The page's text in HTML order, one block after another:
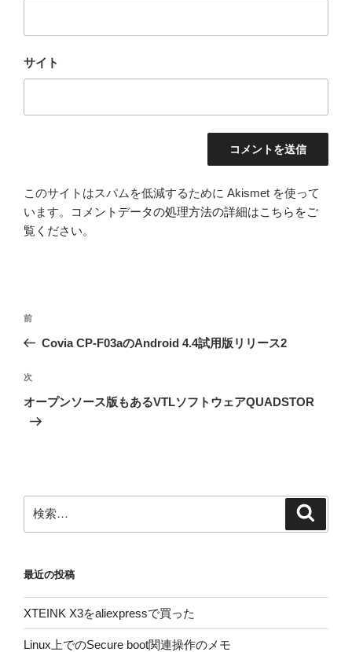
サイト
このサイトはスパムを低減するために Akismet を使って
います。
コメントデータの処理方法の詳細はこちらをご
覧ください。
投
ビ
ゲ
ー
前
の
稿
前
Covia CP-F03aのAndroid 4.4試用版リリース2
次
の
次
オープンソース版もあるVTLソフトウェアQUADSTOR
索:
最近の投稿
XTEINK X3をaliexpressで買った
Linux上でのSecure boot関連操作のメモ